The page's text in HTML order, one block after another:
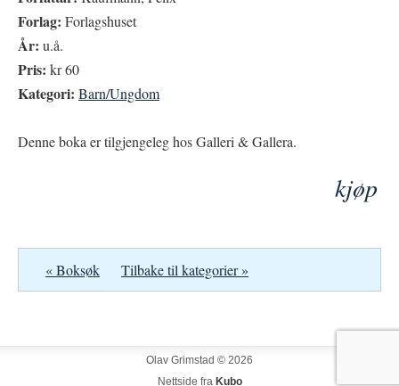
Forlag: Forlagshuset
År: u.å.
Pris: kr 60
Kategori: Barn/Ungdom
Denne boka er tilgjengeleg hos Galleri & Gallera.
kjøp
« Boksøk Tilbake til kategorier »
Olav Grimstad © 2026
Nettside fra Kubo